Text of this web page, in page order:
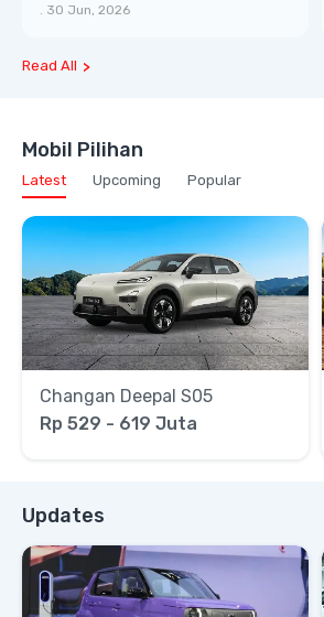
. 30 Jun, 2026
Read All
Mobil Pilihan
Latest Upcoming Popular
Changan Deepal S05
Rp 529 - 619 Juta
Updates